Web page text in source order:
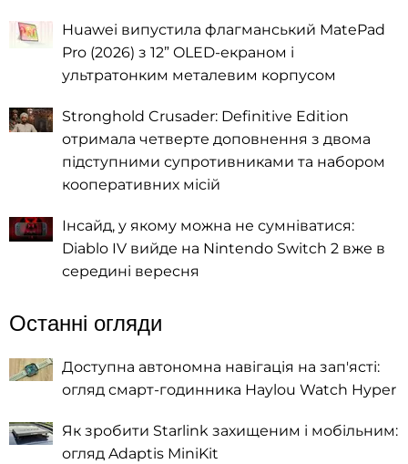
Huawei випустила флагманський MatePad
Pro (2026) з 12” OLED-екраном і
ультратонким металевим корпусом
Stronghold Crusader: Definitive Edition
отримала четверте доповнення з двома
підступними супротивниками та набором
кооперативних місій
Інсайд, у якому можна не сумніватися:
Diablo IV вийде на Nintendo Switch 2 вже в
середині вересня
Останні огляди
Доступна автономна навігація на зап'ясті:
огляд смарт-годинника Haylou Watch Hyper
Як зробити Starlink захищеним і мобільним:
огляд Adaptis MiniKit